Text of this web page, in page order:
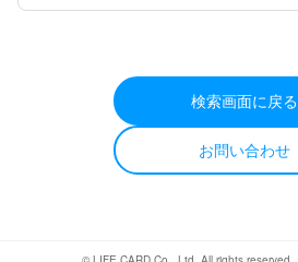
検索画面に戻る
お問い合わせ